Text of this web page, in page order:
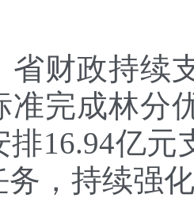
政持续支
准完成林分
16.94亿元
，持续强